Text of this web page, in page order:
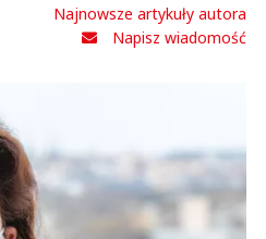
Najnowsze artykuły autora
Napisz wiadomość